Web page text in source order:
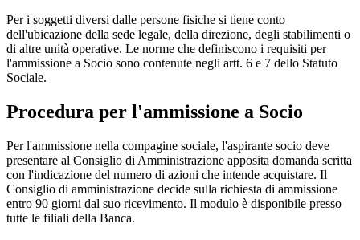
Per i soggetti diversi dalle persone fisiche si tiene conto
dell'ubicazione della sede legale, della direzione, degli stabilimenti o
di altre unità operative. Le norme che definiscono i requisiti per
l'ammissione a Socio sono contenute negli artt. 6 e 7 dello Statuto
Sociale.
Procedura per l'ammissione a Socio
Per l'ammissione nella compagine sociale, l'aspirante socio deve
presentare al Consiglio di Amministrazione apposita domanda scritta
con l'indicazione del numero di azioni che intende acquistare. Il
Consiglio di amministrazione decide sulla richiesta di ammissione
entro 90 giorni dal suo ricevimento. Il modulo è disponibile presso
tutte le filiali della Banca.